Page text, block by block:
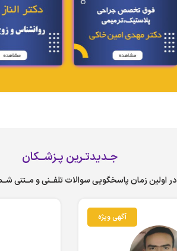
جـدیدتـرین پـزشــکان
در اولین زمان پاسخگویی سوالات تلفــنی و مــتنی
آگهی ویژه